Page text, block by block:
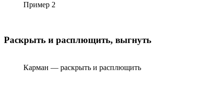
Пример 2
Раскрыть и расплющить, выгнуть
Карман — раскрыть и расплющить